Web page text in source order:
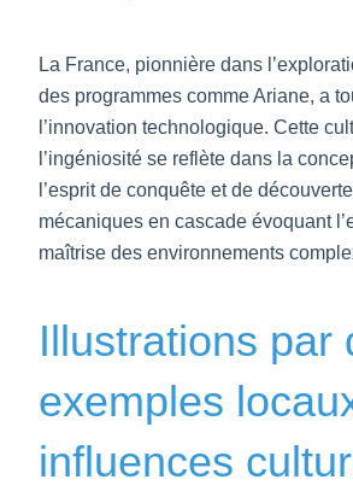
La France, pionnière dans
des programmes comme Ariane, a
l’innovation technologique. Cette
l’ingéniosité se reflète dans la
l’esprit de conquête et de
mécaniques en cascade évoquant
maîtrise des environnements
Illustrations par
exemples
influences